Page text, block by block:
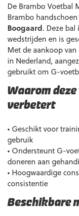
De Brambo Voetbal
Brambo
Boogaard. Deze
wedstrijden en is
Met de aankoop
in Nederland,
gebruikt om G-
Waarom
verbetert
• Geschikt voor
gebruik
• Ondersteunt G-
doneren aan
• Hoogwaardige
consistentie
Beschikbare